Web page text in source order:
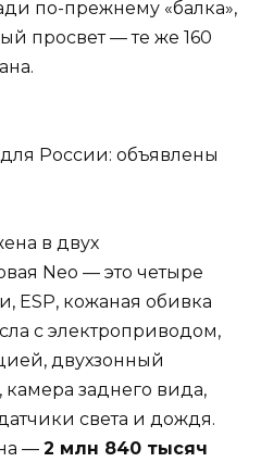
по-прежнему «балка»,
просвет — те же 160
в двух
Neo — это четыре
ESP, кожаная обивка
с электроприводом,
двухзонный
заднего вида,
света и дождя.
— 2 млн 840 тысяч